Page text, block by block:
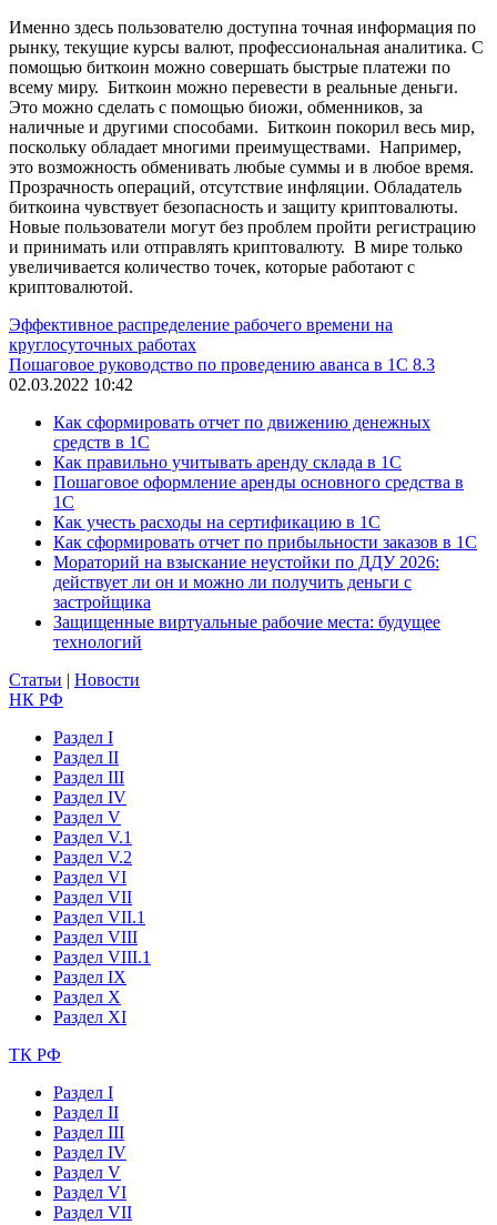
Именно здесь пользователю доступна точная информация по
рынку, текущие курсы валют, профессиональная аналитика. С
помощью биткоин можно совершать быстрые платежи по
всему миру. Биткоин можно перевести в реальные деньги.
Это можно сделать с помощью биожи, обменников, за
наличные и другими способами. Биткоин покорил весь мир,
поскольку обладает многими преимуществами. Например,
это возможность обменивать любые суммы и в любое время.
Прозрачность операций, отсутствие инфляции. Обладатель
биткоина чувствует безопасность и защиту криптовалюты.
Новые пользователи могут без проблем пройти регистрацию
и принимать или отправлять криптовалюту. В мире только
увеличивается количество точек, которые работают с
криптовалютой.
Эффективное распределение рабочего времени на
круглосуточных работах
Пошаговое руководство по проведению аванса в 1С 8.3
02.03.2022 10:42
Как сформировать отчет по движению денежных
средств в 1С
Как правильно учитывать аренду склада в 1С
Пошаговое оформление аренды основного средства в
1С
Как учесть расходы на сертификацию в 1С
Как сформировать отчет по прибыльности заказов в 1С
Мораторий на взыскание неустойки по ДДУ 2026:
действует ли он и можно ли получить деньги с
застройщика
Защищенные виртуальные рабочие места: будущее
технологий
Статьи | Новости
НК РФ
Раздел I
Раздел II
Раздел III
Раздел IV
Раздел V
Раздел V.1
Раздел V.2
Раздел VI
Раздел VII
Раздел VII.1
Раздел VIII
Раздел VIII.1
Раздел IX
Раздел X
Раздел XI
ТК РФ
Раздел I
Раздел II
Раздел III
Раздел IV
Раздел V
Раздел VI
Раздел VII